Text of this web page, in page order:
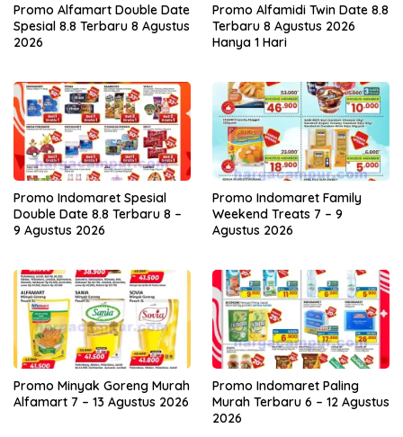
Promo Alfamart Double Date
Spesial 8.8 Terbaru 8 Agustus
2026
Promo Alfamidi Twin Date 8.8
Terbaru 8 Agustus 2026
Hanya 1 Hari
Promo Indomaret Spesial
Double Date 8.8 Terbaru 8 –
9 Agustus 2026
Promo Indomaret Family
Weekend Treats 7 – 9
Agustus 2026
Promo Minyak Goreng Murah
Alfamart 7 – 13 Agustus 2026
Promo Indomaret Paling
Murah Terbaru 6 – 12 Agustus
2026